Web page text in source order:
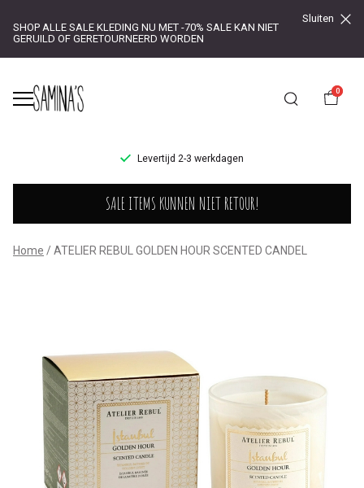
SHOP ALLE SALE KLEDING NU MET -70% SALE KAN NIET
GERUILD OF GERETOURNEERD WORDEN
Sluiten
0
Levertijd 2-3 werkdagen
ATELIER
REBUL
GOLDEN
CANDEL
Saminas
SALE ITEMS KUNNEN NIET RETOUR!
Home ATELIER REBUL GOLDEN HOUR SCENTED CANDEL